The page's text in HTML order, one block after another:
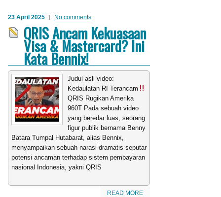
23 April 2025 No comments
QRIS Ancam Kekuasaan
Visa & Mastercard? Ini
Kata Bennix!
Judul asli video:
Kedaulatan RI Terancam
QRIS Rugikan Amerika
960T Pada sebuah video
yang beredar luas, seorang
figur publik bernama Benny
Batara Tumpal Hutabarat, alias Bennix,
menyampaikan sebuah narasi dramatis seputar
potensi ancaman terhadap sistem pembayaran
nasional Indonesia, yakni QRIS
READ MORE